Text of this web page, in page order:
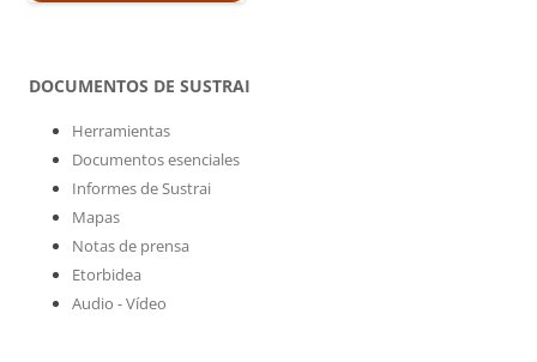
DOCUMENTOS DE SUSTRAI
Herramientas
Documentos esenciales
Informes de Sustrai
Mapas
Notas de prensa
Etorbidea
Audio - Vídeo